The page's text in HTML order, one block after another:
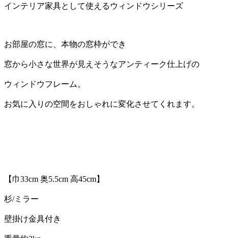
インテリア家具として使えるウィンドウシリーズ
お部屋の窓に、本物の窓枠ができ
窓から小さな世界が見えそうなアンティーク仕上げの
ウィンドウフレーム。
お気に入りの空間をおしゃれに変化させてくれます。
【巾33cm 奥5.5cm 高45cm】
杉/ミラー
壁掛け金具付き